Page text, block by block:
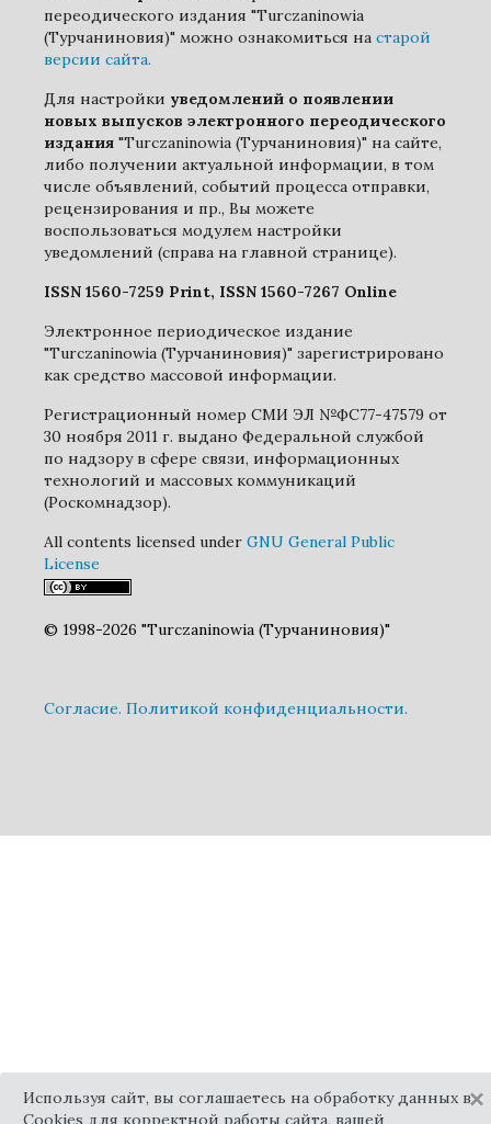
переодического издания "Turczaninowia
(Турчаниновия)" можно ознакомиться на старой
версии сайта.
Для настройки уведомлений о появлении
новых выпусков электронного переодического
издания "Turczaninowia (Турчаниновия)" на сайте,
либо получении актуальной информации, в том
числе объявлений, событий процесса отправки,
рецензирования и пр., Вы можете
воспользоваться модулем настройки
уведомлений (справа на главной странице).
ISSN 1560-7259 Print, ISSN 1560-7267 Online
Электронное периодическое издание
"Turczaninowia (Турчаниновия)" зарегистрировано
как средство массовой информации.
Регистрационный номер СМИ ЭЛ №ФС77-47579 от
30 ноября 2011 г. выдано Федеральной службой
по надзору в сфере связи, информационных
технологий и массовых коммуникаций
(Роскомнадзор).
All contents licensed under GNU General Public
License
© 1998-2026 "Turczaninowia (Турчаниновия)"
Cогласие. Политикой конфиденциальности.
Используя сайт, вы соглашаетесь на обработку данных в
Cookies для корректной работы сайта, вашей
×